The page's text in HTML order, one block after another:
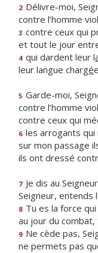
2 Délivre-moi,
contre l’homme viol
3 contre ceux qui
et tout le jour
4 qui dardent leur l
leur langue chargé
5 Garde-moi,
contre l’homme viol
contre ceux qui
6 les arrogants qui
sur mon passage
ils ont dressé
7 Je dis au
Seigneur, entends
8 Tu es la force
au jour du
9 Ne cède pas,
ne permets pas